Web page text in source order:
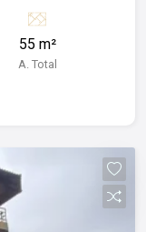
- Prédio
quadras
de
conhecer
pode
55 m²
A. Total